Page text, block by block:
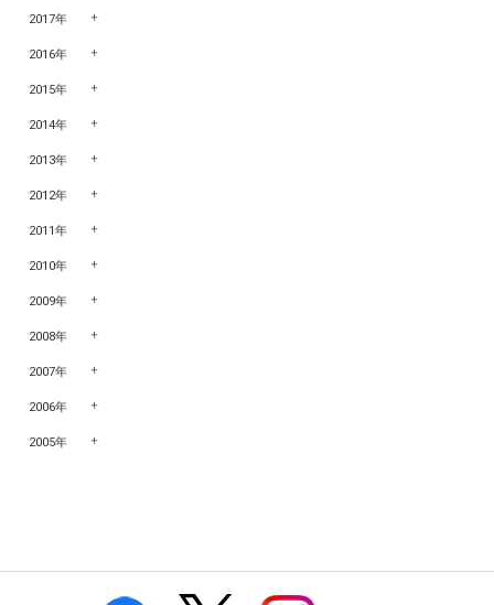
2017年
2016年
2015年
2014年
2013年
2012年
2011年
2010年
2009年
2008年
2007年
2006年
2005年